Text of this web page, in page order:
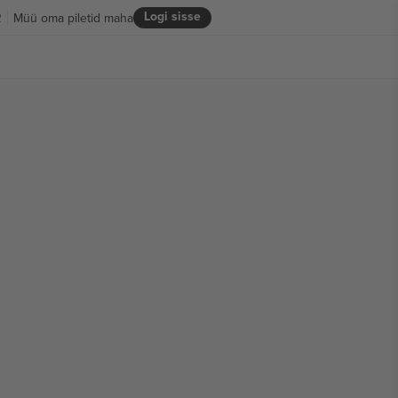
Logi sisse
Müü oma piletid maha